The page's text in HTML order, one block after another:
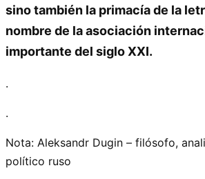
sino también la primacía de la
nombre de la asociación
importante del siglo XXI.
.
.
Nota: Aleksandr Dugin – filósofo,
político ruso